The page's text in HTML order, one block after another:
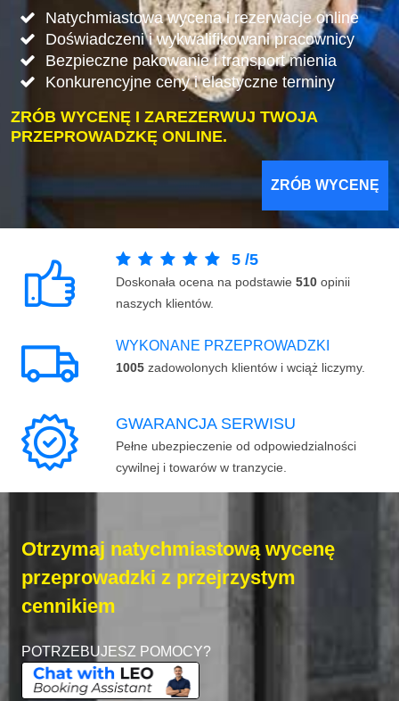
Natychmiastowa wycena i rezerwacje online
Doświadczeni i wykwalifikowani pracownicy
Bezpieczne pakowanie i transport mienia
Konkurencyjne ceny i elastyczne terminy
ZRÓB WYCENĘ I ZAREZERWUJ TWOJA
PRZEPROWADZKĘ ONLINE.
ZRÓB WYCENĘ
5 /5
Doskonała ocena na podstawie 510 opinii
naszych klientów.
WYKONANE PRZEPROWADZKI
1005 zadowolonych klientów i wciąż liczymy.
GWARANCJA SERWISU
Pełne ubezpieczenie od odpowiedzialności
cywilnej i towarów w tranzycie.
Otrzymaj natychmiastową wycenę
przeprowadzki z przejrzystym
cennikiem
POTRZEBUJESZ POMOCY?